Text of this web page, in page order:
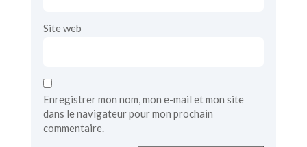
Site web
Enregistrer mon nom, mon e-mail et mon site
dans le navigateur pour mon prochain
commentaire.